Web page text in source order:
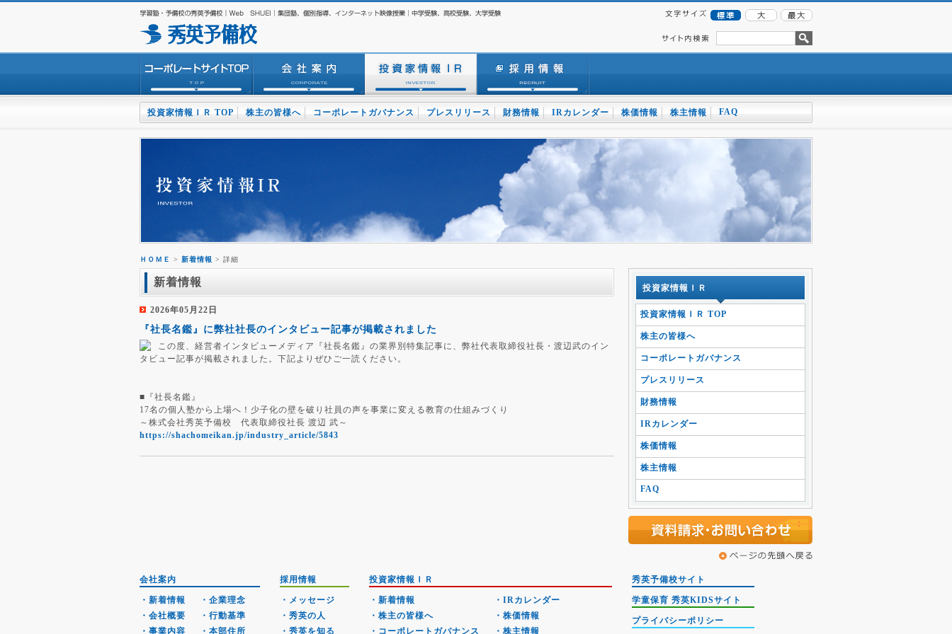
投資家情報ＩＲ TOP 株主の皆様へ コーポレートガバナンス プレスリリース 財務情報 IRカレンダー 株価情報 株主情報 FAQ
ＨＯＭＥ > 新着情報 > 詳細
新着情報
2026年05月22日
『社長名鑑』に弊社社長のインタビュー記事が掲載されました
この度、経営者インタビューメディア『社長名鑑』の業界別特集記事に、弊社代表取締役社長・渡辺武のイン
タビュー記事が掲載されました。下記よりぜひご一読ください。
■『社長名鑑』
17名の個人塾から上場へ！少子化の壁を破り社員の声を事業に変える教育の仕組みづくり
～株式会社秀英予備校 代表取締役社長 渡辺 武～
https://shachomeikan.jp/industry_article/5843
投資家情報ＩＲ
投資家情報ＩＲ TOP
株主の皆様へ
コーポレートガバナンス
プレスリリース
財務情報
IRカレンダー
株価情報
株主情報
FAQ
会社案内
・新着情報
・会社概要
・事業内容
・企業理念
・行動基準
・本部住所
採用情報
・メッセージ
・秀英の人
・秀英を知る
投資家情報ＩＲ
・新着情報
・株主の皆様へ
・コーポレートガバナンス
・IRカレンダー
・株価情報
・株主情報
秀英予備校サイト
学童保育 秀英KIDSサイト
プライバシーポリシー